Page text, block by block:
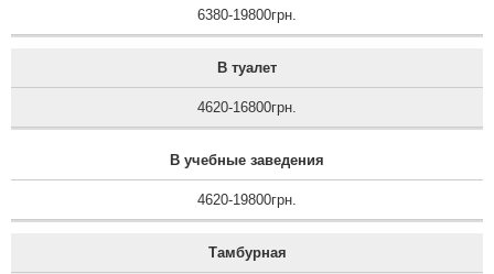
6380-19800грн.
В туалет
4620-16800грн.
В учебные заведения
4620-19800грн.
Тамбурная